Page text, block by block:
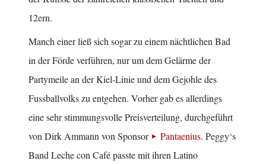
12ern.
Manch einer ließ sich sogar zu einem nächtlichen Bad
in der Förde verführen, nur um dem Gelärme der
Partymeile an der Kiel-Linie und dem Gejohle des
Fussballvolks zu entgehen. Vorher gab es allerdings
eine sehr stimmungsvolle Preisverteilung, durchgeführt
von Dirk Ammann von Sponsor
Pantaenius. Peggy‘s
Band Leche con Café passte mit ihren Latino